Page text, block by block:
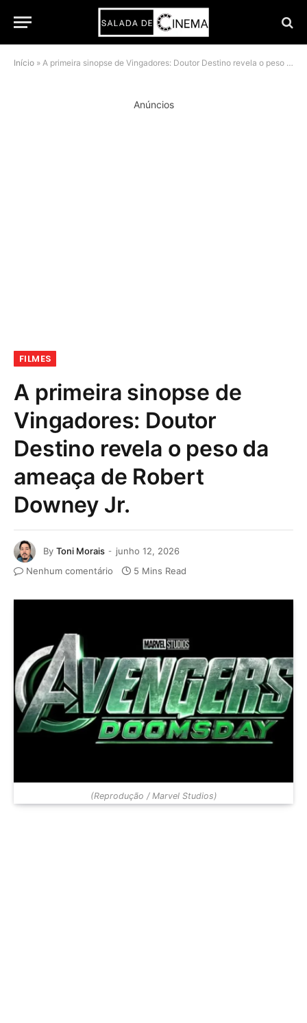
Início » A primeira sinopse de Vingadores: Doutor Destino revela o peso da ameaça de Robert Downey Jr.
Anúncios
FILMES
A primeira sinopse de
Vingadores: Doutor
Destino revela o peso da
ameaça de Robert
Downey Jr.
By Toni Morais
junho 12, 2026
Nenhum comentário
5 Mins Read
(Reprodução / Marvel Studios)